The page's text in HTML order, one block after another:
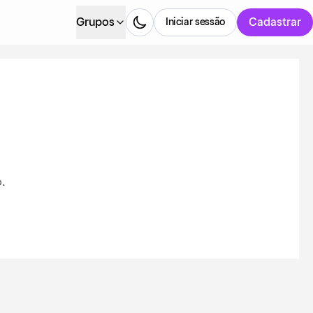
Grupos Cadastrar
Iniciar sessão